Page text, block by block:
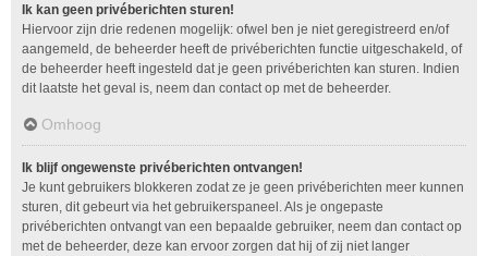
Ik kan geen privéberichten sturen!
Hiervoor zijn drie redenen mogelijk: ofwel ben je niet geregistreerd en/of
aangemeld, de beheerder heeft de privéberichten functie uitgeschakeld, of
de beheerder heeft ingesteld dat je geen privéberichten kan sturen. Indien
dit laatste het geval is, neem dan contact op met de beheerder.
Omhoog
Ik blijf ongewenste privéberichten ontvangen!
Je kunt gebruikers blokkeren zodat ze je geen privéberichten meer kunnen
sturen, dit gebeurt via het gebruikerspaneel. Als je ongepaste
privéberichten ontvangt van een bepaalde gebruiker, neem dan contact op
met de beheerder, deze kan ervoor zorgen dat hij of zij niet langer